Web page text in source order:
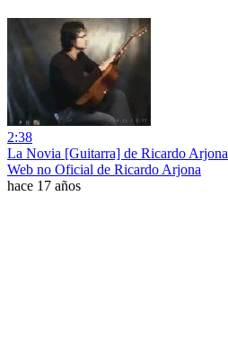
2:38
La Novia [Guitarra] de Ricardo Arjona
Web no Oficial de Ricardo Arjona
hace 17 años